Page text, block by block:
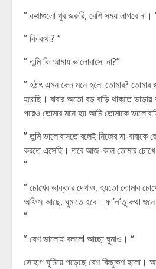
” কথাগুলো খুব জরুরি, বেশি সময় লাগবে না।
” কি কথা? “
” তুমি কি আমায় ভালোবাসো না?”
” হঠাৎ এমন কেন মনে হলো তোমার? তোমার
হয়েছি। বাবার অতো বড় বাড়ি থাকতে
পরেও তোমার মনে হয় আমি তোমাকে
” তুমি ভালোবাসতে বলেই নিজের মা-বাবাকে
করতে এসেছি। তবে আজ-কাল তোমার চোখে
“
” চোখের ডাক্তার দেখাও, হয়তো তোমার
অফিস আছে, ঘুমাতে হবে। ফা’ল’তু কথা শুনে
“
” বেশ ভালোই বললে! আচ্ছা ঘুমাও। “
সোহাগ ঘুমিয়ে পড়েছে বেশ কিছুক্ষণ হলো।